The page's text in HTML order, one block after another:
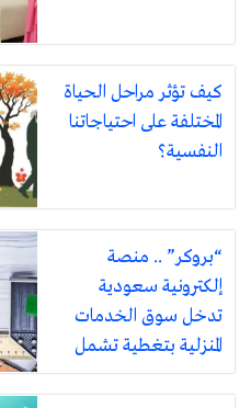
كيف تؤثر مراحل الحياة
المختلفة على احتياجاتنا
النفسية؟
“بروكر” .. منصة
إلكترونية سعودية
تدخل سوق الخدمات
المنزلية بتغطية تشمل
أكثر من ثلاثين مدينة